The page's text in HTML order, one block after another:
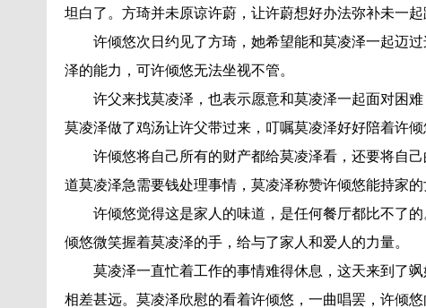
坦白了。方琦并未原谅许蔚，让许蔚想好办法弥补未一起
许倾悠次日约见了方琦，她希望能和莫凌泽一起迈
泽的能力，可许倾悠无法坐视不管。
许父来找莫凌泽，也表示愿意和莫凌泽一起面对困
莫凌泽做了鸡汤让许父带过来，叮嘱莫凌泽好好陪着许
许倾悠将自己所有的财产都给莫凌泽看，还要将自
道莫凌泽急需要钱处理事情，莫凌泽称赞许倾悠能持家
许倾悠觉得这是家人的味道，是任何餐厅都比不了
倾悠微笑握着莫凌泽的手，给与了家人和爱人的力量。
莫凌泽一直忙着工作的事情难得休息，这天来到了
相差甚远。莫凌泽欣慰的看着许倾悠，一曲唱罢，许倾